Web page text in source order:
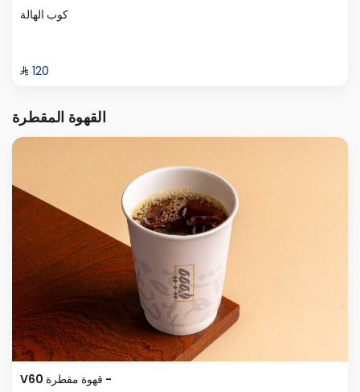
كوب الهالة
⁨⁦‪‬ 120⁩
القهوة المقطرة
V60 قهوة مقطرة -